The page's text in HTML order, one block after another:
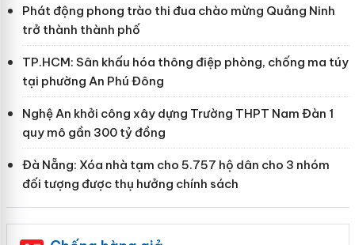
Phát động phong trào thi đua chào mừng Quảng Ninh
trở thành thành phố
TP.HCM: Sân khấu hóa thông điệp phòng, chống ma túy
tại phường An Phú Đông
Nghệ An khởi công xây dựng Trường THPT Nam Đàn 1
quy mô gần 300 tỷ đồng
Đà Nẵng: Xóa nhà tạm cho 5.757 hộ dân cho 3 nhóm
đối tượng được thụ hưởng chính sách